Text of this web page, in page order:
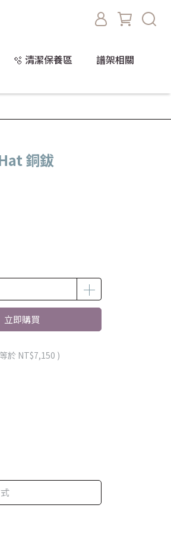
🫧 清潔保養區
譜架相關
銅鈸
立即購買
於 NT$7,150 )